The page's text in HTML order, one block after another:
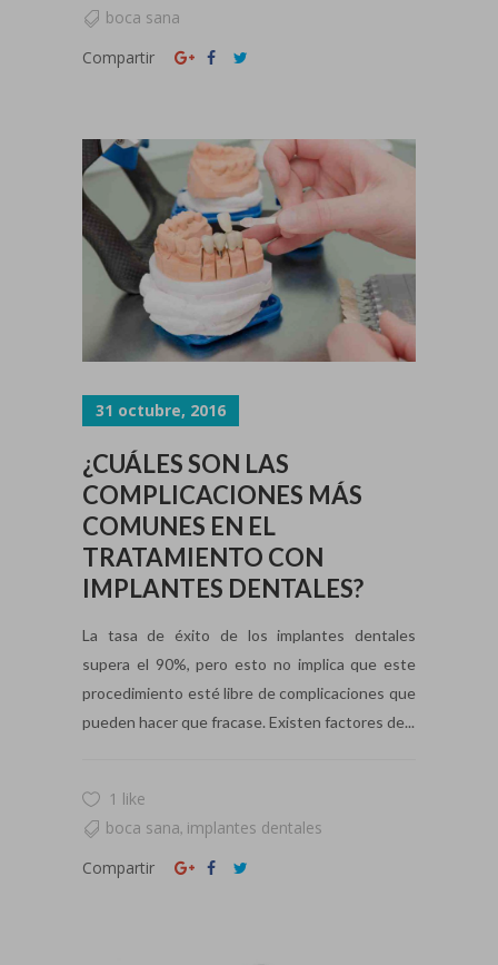
boca sana
Compartir
31 octubre, 2016
¿CUÁLES SON LAS
COMPLICACIONES MÁS
COMUNES EN EL
TRATAMIENTO CON
IMPLANTES DENTALES?
La tasa de éxito de los implantes dentales
supera el 90%, pero esto no implica que este
procedimiento esté libre de complicaciones que
pueden hacer que fracase. Existen factores de...
1 like
boca sana, implantes dentales
Compartir